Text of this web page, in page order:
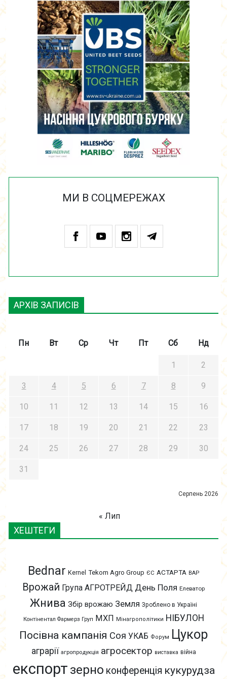
МИ В СОЦМЕРЕЖАХ
АРХІВ ЗАПИСІВ
Серпень 2026
Пн Вт Ср Чт Пт Сб Нд
1 2
3 4 5 6 7 8 9
10 11 12 13 14 15 16
17 18 19 20 21 22 23
24 25 26 27 28 29 30
31
« Лип
ХЕШТЕГИ
Bednar Kernel Tekom Agro Group ЄС АСТАРТА ВАР
Врожай Група АГРОТРЕЙД День Поля Елеватор
Жнива Збір врожаю Земля Зроблено в Україні
Контінентал Фармерз Груп МХП Мінагрополітики НІБУЛОН
Посівна кампанія Соя УКАБ Форум Цукор
аграрії агропродукція агросектор виставка війна
експорт зерно конференція кукурудза